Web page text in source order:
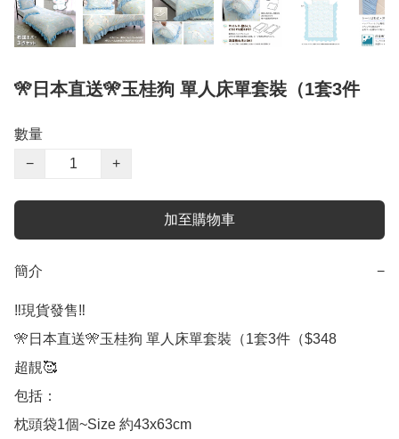
🎌日本直送🎌玉桂狗 單人床單套裝（1套3件
數量
−
+
加至購物車
簡介 −
‼️現貨發售‼️
🎌日本直送🎌玉桂狗 單人床單套裝（1套3件（$348
超靚🥰
包括：
枕頭袋1個~Size 約43x63cm